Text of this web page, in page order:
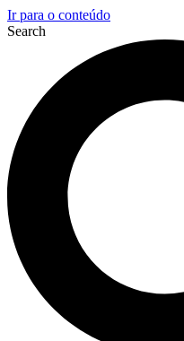
Ir para o conteúdo
Search